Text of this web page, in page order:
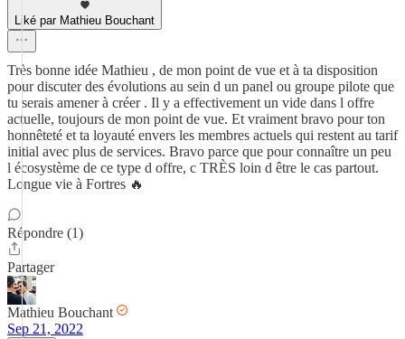
Liké par Mathieu Bouchant
Très bonne idée Mathieu , de mon point de vue et à ta disposition
pour discuter des évolutions au sein d un panel ou groupe pilote que
tu serais amener à créer . Il y a effectivement un vide dans l offre
actuelle, toujours de mon point de vue. Et vraiment bravo pour ton
honnêteté et ta loyauté envers les membres actuels qui restent au tarif
initial avec plus de services. Bravo parce que pour connaître un peu
l écosystème de ce type d offre, c TRÈS loin d être le cas partout.
Longue vie à Fortres 🔥
Répondre (1)
Partager
Mathieu Bouchant
Sep 21, 2022